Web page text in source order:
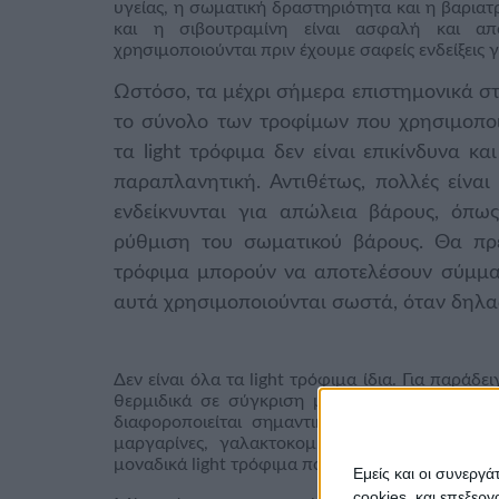
Εμείς και οι
υγείας, η σωματική δραστηριότητα και η
και η σιβουτραμίνη είναι ασφαλή και
χρησιμοποιούνται πριν έχουμε σαφείς
Ωστόσο, τα μέχρι σήμερα επιστημονικά
το σύνολο των τροφίμων που
τα light τρόφιμα δεν είναι επικίνδυνα
παραπλανητική. Αντιθέτως, πολλές
ενδείκνυνται για απώλεια βάρους,
ρύθμιση του σωματικού βάρους. Θα
τρόφιμα μπορούν να αποτελέσουν
αυτά χρησιμοποιούνται σωστά, όταν
Δεν είναι όλα τα light τρόφιμα ίδια. Για
θερμιδικά σε σύγκριση με ένα κανονικό
διαφοροποιείται σημαντικά. Άλλα γνωστά
μαργαρίνες, γαλακτοκομικά (γάλα,
μοναδικά light τρόφιμα που δεν περιέχουν